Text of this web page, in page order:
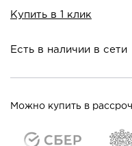
Купить в 1 клик
Есть в наличии в сети
Можно купить в